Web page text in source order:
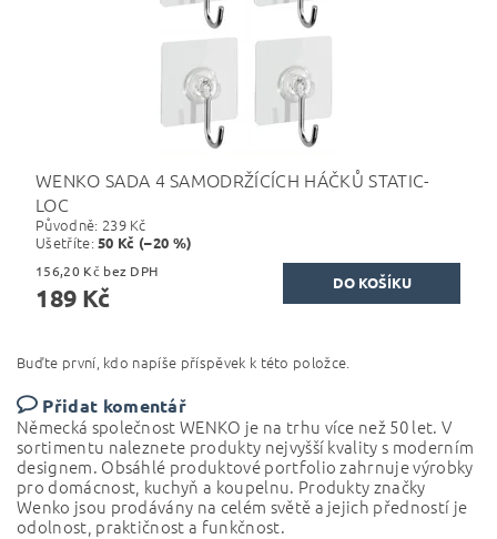
WENKO SADA 4 SAMODRŽÍCÍCH HÁČKŮ STATIC-
LOC
Původně: 239 Kč
Ušetříte:50 Kč (–20 %)
156,20 Kč bez DPH
189 Kč
Buďte první, kdo napíše příspěvek k této položce.
Přidat komentář
Německá společnost WENKO je na trhu více než 50 let. V
sortimentu naleznete produkty nejvyšší kvality s moderním
designem. Obsáhlé produktové portfoliozahrnuje výrobky
pro domácnost, kuchyň a koupelnu. Produkty značky
Wenko jsou prodávány na celém světě a jejich předností je
odolnost, praktičnost a funkčnost.